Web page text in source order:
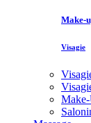
Make-
Visagie